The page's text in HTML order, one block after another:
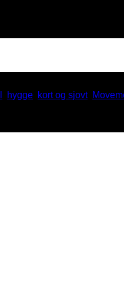
hygge kort og sjovt,